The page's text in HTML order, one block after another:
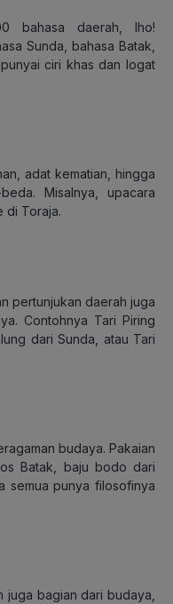
bahasa daerah, lho!
Sunda, bahasa Batak,
ciri khas dan logat
adat kematian, hingga
Misalnya, upacara
di Toraja.
pertunjukan daerah juga
Contohnya Tari Piring
dari Sunda, atau Tari
budaya. Pakaian
Batak, baju bodo dari
semua punya filosofinya
juga bagian dari budaya,